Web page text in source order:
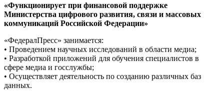
«Функционирует при финансовой поддержке
Министерства цифрового развития, связи и массовых
коммуникаций Российской Федерации»
«ФедералПресс» занимается:
• Проведением научных исследований в области медиа;
• Разработкой приложений для обучения специалистов в
сфере медиа и госслужбы;
• Осуществляет деятельность по созданию различных баз
данных.